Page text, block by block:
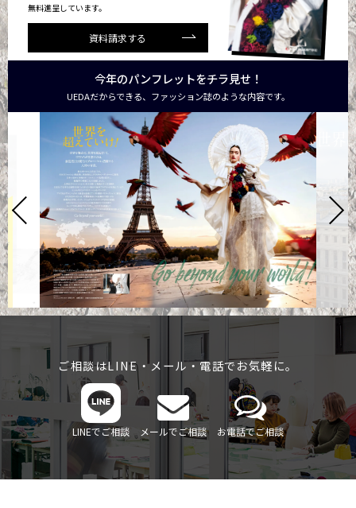
無料進呈しています。
資料請求する
今年のパンフレットをチラ見せ！
UEDAだからできる、ファッション誌のような内容です。
ご相談はLINE・メール・電話でお気軽に。
LINEでご相談 メールでご相談 お電話でご相談